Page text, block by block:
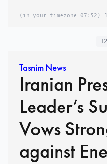
(07:52 in your timezone)
Tasnim News
Iranian
Leader’s
Vows
against